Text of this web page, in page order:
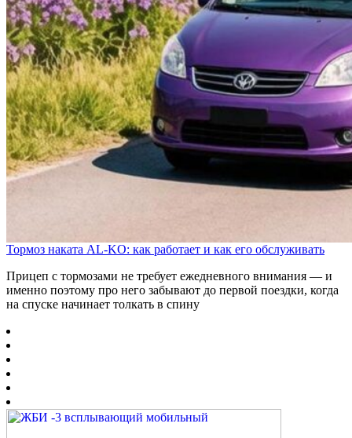
Тормоз наката AL-KO: как работает и как его обслуживать
Прицеп с тормозами не требует ежедневного внимания — и
именно поэтому про него забывают до первой поездки, когда
на спуске начинает толкать в спину